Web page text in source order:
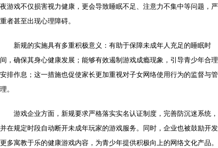
夜游戏不仅损害视力健康，更会导致睡眠不足、注意力不集中等问题，严
重者甚至出现心理障碍。
新规的实施具有多重积极意义：有助于保障未成年人充足的睡眠时
间，确保其身心健康发展；能够有效遏制游戏成瘾现象，引导青少年合理
安排作息；这一措施也促使家长更加重视对子女网络使用行为的监督与管
理。
游戏企业方面，新规要求严格落实实名认证制度，完善防沉迷系统，
并在规定时段自动断开未成年玩家的游戏服务。同时，企业也被鼓励开发
更多寓教于乐的健康游戏内容，为青少年提供积极向上的网络文化产品。